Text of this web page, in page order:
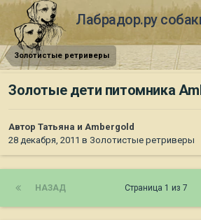
Лабрадор.ру
Золотистые ретриверы
Золотые дети питомника
Автор Татьяна и Ambergold
28 декабря, 2011 в Золотистые ретриверы
НАЗАД Страница 1 из 7